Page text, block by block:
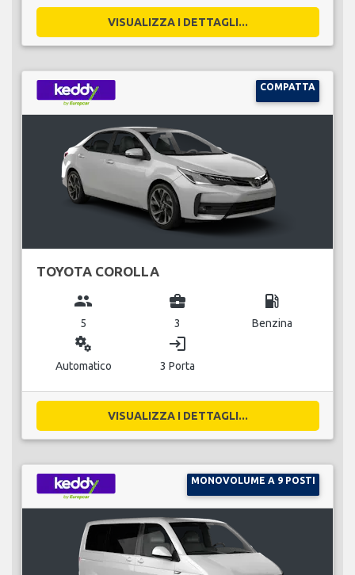
VISUALIZZA I DETTAGLI...
COMPATTA
TOYOTA COROLLA
group
5
business_center
3
local_gas_station
Benzina
miscellaneous_services
Automatico
login
3 Porta
VISUALIZZA I DETTAGLI...
MONOVOLUME A 9 POSTI